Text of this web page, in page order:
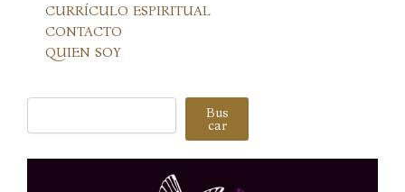
CURRÍCULO ESPIRITUAL
CONTACTO
QUIEN SOY
Buscar Bus
car